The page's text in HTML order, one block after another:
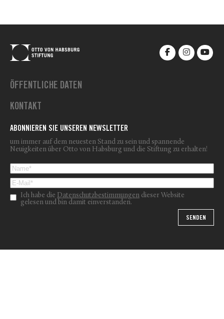
ÖFFENTLICHE DATEN
KONTAKT
ABONNIEREN SIE UNSEREN NEWSLETTER
um immer auf dem neuesten Stand zu sein und spannende
Neuigkeiten über Otto von Habsburg und die Stiftung zu erhalten!
Ich habe die Datenschutzbestimmungen dieser Website
gelesen und bin damit einverstanden.